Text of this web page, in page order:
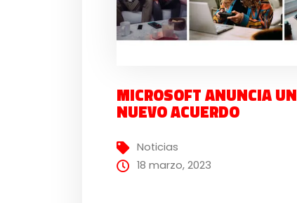
MICROSOFT ANUNCIA UN
NUEVO ACUERDO
Noticias
18 marzo, 2023